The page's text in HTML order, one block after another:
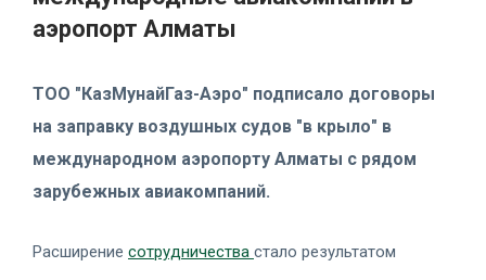
аэропорт Алматы
ТОО "КазМунайГаз-Аэро" подписало договоры
на заправку воздушных судов "в крыло" в
международном аэропорту Алматы с рядом
зарубежных авиакомпаний.
Расширение сотрудничества стало результатом